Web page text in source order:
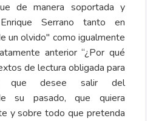
de manera soportada y
Serrano tanto en
un olvido" como igualmente
anterior “¿Por qué
de lectura obligada para
que desee salir del
su pasado, que quiera
y sobre todo que pretenda